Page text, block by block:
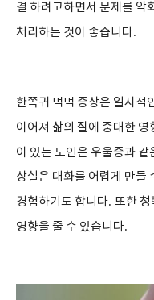
결 하려고하면서 문제를 악
처리하는 것이 좋습니다.
한쪽귀 먹먹 증상은 일시적
이어져 삶의 질에 중대한
이 있는 노인은 우울증과
상실은 대화를 어렵게 만들
경험하기도 합니다. 또한 청
영향을 줄 수 있습니다.